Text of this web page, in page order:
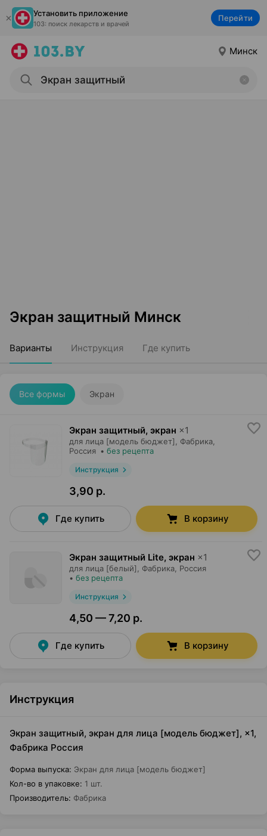
Установить приложение
103: поиск лекарств и врачей
Перейти
Минск
Экран защитный Минск
Варианты Инструкция Где купить
Все формы Экран
Экран защитный, экран ×1
для лица [модель бюджет], Фабрика
Россия • без рецепта
Инструкция
3,90 р.
Где купить В корзину
Экран защитный Lite, экран ×1
для лица [белый], Фабрика , Россия
• без рецепта
Инструкция
4,50 — 7,20 р.
Где купить В корзину
Инструкция
Экран защитный, экран для лица [модель бюджет], ×1,
Фабрика Россия
Форма выпуска: Экран для лица [модель бюджет]
Кол-во в упаковке: 1 шт.
Производитель: Фабрика